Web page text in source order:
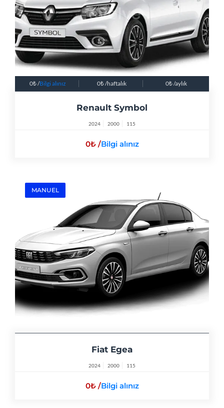
0 /Bilgi alınız 0 /haftalık 0 /aylık
Renault Symbol
2024 2000 115
0 /Bilgi alınız
MANUEL
Fiat Egea
2024 2000 115
0 /Bilgi alınız